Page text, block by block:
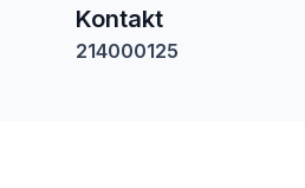
Kontakt
214000125